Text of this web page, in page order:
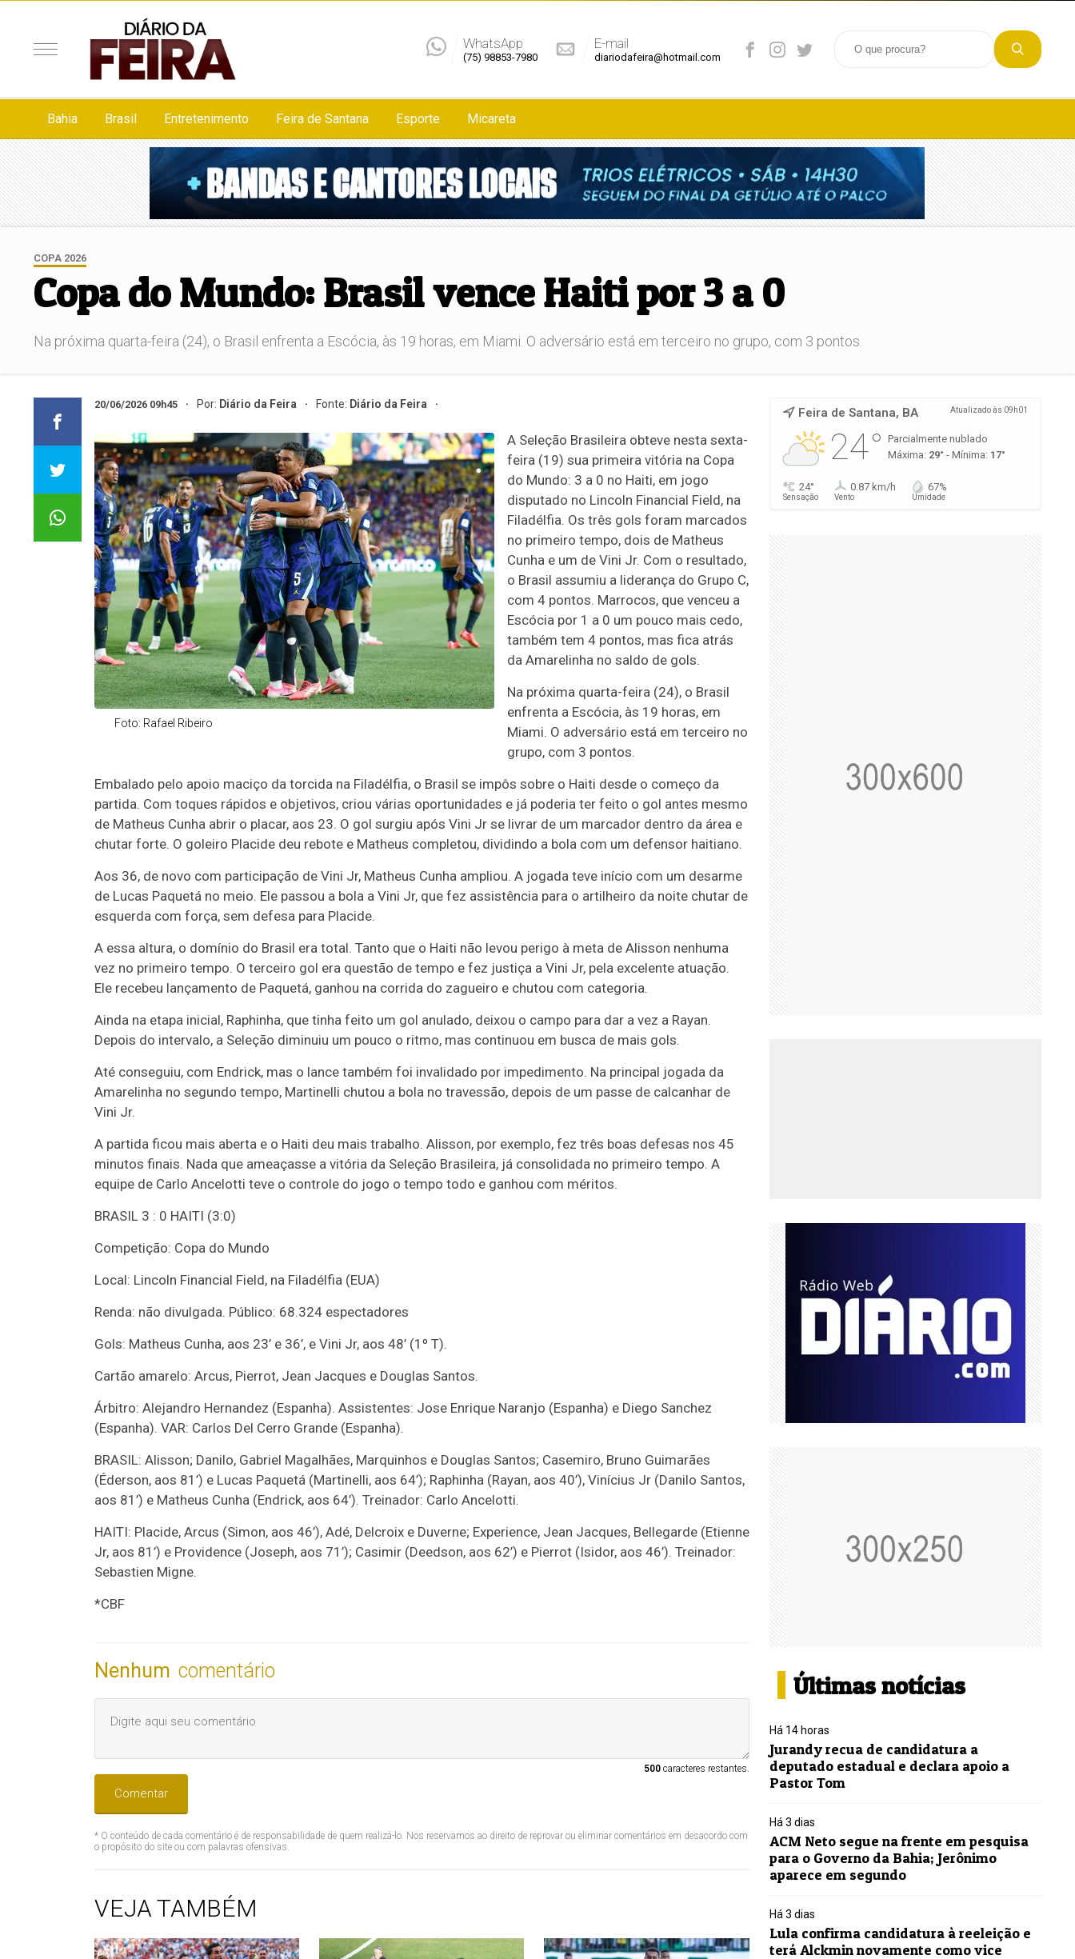
E-mail
diariodafeira@hotmail.com
WhatsApp
(75) 98853-7980
Bahia Brasil Entretenimento Feira de Santana Esporte Micareta
COPA 2026
Copa do Mundo: Brasil vence Haiti por 3 a 0
Na próxima quarta-feira (24), o Brasil enfrenta a Escócia, às 19 horas, em Miami. O adversário está em terceiro no grupo, com 3 pontos.
20/06/2026 09h45 Por: Diário da Feira Fonte: Diário da Feira
Foto: Rafael Ribeiro
A Seleção Brasileira obteve nesta sexta-
feira (19) sua primeira vitória na Copa
do Mundo: 3 a 0 no Haiti, em jogo
disputado no Lincoln Financial Field, na
Filadélfia. Os três gols foram marcados
no primeiro tempo, dois de Matheus
Cunha e um de Vini Jr. Com o resultado,
o Brasil assumiu a liderança do Grupo C,
com 4 pontos. Marrocos, que venceu a
Escócia por 1 a 0 um pouco mais cedo,
também tem 4 pontos, mas fica atrás
da Amarelinha no saldo de gols.
Na próxima quarta-feira (24), o Brasil
enfrenta a Escócia, às 19 horas, em
Miami. O adversário está em terceiro no
grupo, com 3 pontos.
Embalado pelo apoio maciço da torcida na Filadélfia, o Brasil se impôs sobre o Haiti desde o começo da
partida. Com toques rápidos e objetivos, criou várias oportunidades e já poderia ter feito o gol antes mesmo
de Matheus Cunha abrir o placar, aos 23. O gol surgiu após Vini Jr se livrar de um marcador dentro da área e
chutar forte. O goleiro Placide deu rebote e Matheus completou, dividindo a bola com um defensor haitiano.
Aos 36, de novo com participação de Vini Jr, Matheus Cunha ampliou. A jogada teve início com um desarme
de Lucas Paquetá no meio. Ele passou a bola a Vini Jr, que fez assistência para o artilheiro da noite chutar de
esquerda com força, sem defesa para Placide.
A essa altura, o domínio do Brasil era total. Tanto que o Haiti não levou perigo à meta de Alisson nenhuma
vez no primeiro tempo. O terceiro gol era questão de tempo e fez justiça a Vini Jr, pela excelente atuação.
Ele recebeu lançamento de Paquetá, ganhou na corrida do zagueiro e chutou com categoria.
Ainda na etapa inicial, Raphinha, que tinha feito um gol anulado, deixou o campo para dar a vez a Rayan.
Depois do intervalo, a Seleção diminuiu um pouco o ritmo, mas continuou em busca de mais gols.
Até conseguiu, com Endrick, mas o lance também foi invalidado por impedimento. Na principal jogada da
Amarelinha no segundo tempo, Martinelli chutou a bola no travessão, depois de um passe de calcanhar de
Vini Jr.
A partida ficou mais aberta e o Haiti deu mais trabalho. Alisson, por exemplo, fez três boas defesas nos 45
minutos finais. Nada que ameaçasse a vitória da Seleção Brasileira, já consolidada no primeiro tempo. A
equipe de Carlo Ancelotti teve o controle do jogo o tempo todo e ganhou com méritos.
BRASIL 3 : 0 HAITI (3:0)
Competição: Copa do Mundo
Local: Lincoln Financial Field, na Filadélfia (EUA)
Renda: não divulgada. Público: 68.324 espectadores
Gols: Matheus Cunha, aos 23’ e 36’, e Vini Jr, aos 48’ (1º T).
Cartão amarelo: Arcus, Pierrot, Jean Jacques e Douglas Santos.
Árbitro: Alejandro Hernandez (Espanha). Assistentes: Jose Enrique Naranjo (Espanha) e Diego Sanchez
(Espanha). VAR: Carlos Del Cerro Grande (Espanha).
BRASIL: Alisson; Danilo, Gabriel Magalhães, Marquinhos e Douglas Santos; Casemiro, Bruno Guimarães
(Éderson, aos 81’) e Lucas Paquetá (Martinelli, aos 64’); Raphinha (Rayan, aos 40’), Vinícius Jr (Danilo Santos,
aos 81’) e Matheus Cunha (Endrick, aos 64’). Treinador: Carlo Ancelotti.
HAITI: Placide, Arcus (Simon, aos 46’), Adé, Delcroix e Duverne; Experience, Jean Jacques, Bellegarde (Etienne
Jr, aos 81’) e Providence (Joseph, aos 71’); Casimir (Deedson, aos 62’) e Pierrot (Isidor, aos 46’). Treinador:
Sebastien Migne.
*CBF
Nenhum comentário
500caracteres restantes.
Comentar
* O conteúdo de cada comentário é de responsabilidade de quem realizá-lo. Nos reservamos ao direito de reprovar ou eliminar comentários em desacordo com
o propósito do site ou com palavras ofensivas.
VEJA TAMBÉM
Feira de Santana, BA Atualizado às 09h01
24°
Parcialmente nublado
Máxima: 29° - Mínima: 17°
24°
Sensação
0.87 km/h
Vento
67%
Umidade
Últimas notícias
Há 14 horas
Jurandy recua de candidatura a
deputado estadual e declara apoio a
Pastor Tom
Há 3 dias
ACM Neto segue na frente em pesquisa
para o Governo da Bahia; Jerônimo
aparece em segundo
Há 3 dias
Lula confirma candidatura à reeleição e
terá Alckmin novamente como vice